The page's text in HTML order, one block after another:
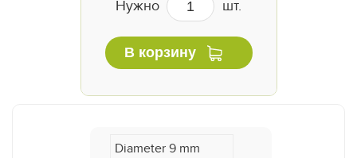
Нужно шт.
В корзину
Diameter 9 mm